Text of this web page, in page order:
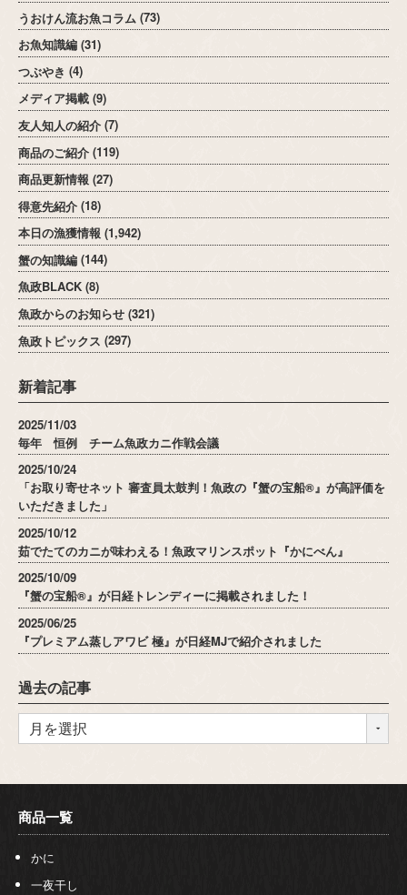
うおけん流お魚コラム (73)
お魚知識編 (31)
つぶやき (4)
メディア掲載 (9)
友人知人の紹介 (7)
商品のご紹介 (119)
商品更新情報 (27)
得意先紹介 (18)
本日の漁獲情報 (1,942)
蟹の知識編 (144)
魚政BLACK (8)
魚政からのお知らせ (321)
魚政トピックス (297)
新着記事
2025/11/03
毎年 恒例 チーム魚政カニ作戦会議
2025/10/24
「お取り寄せネット 審査員太鼓判！魚政の『蟹の宝船®』が高評価を
いただきました」
2025/10/12
茹でたてのカニが味わえる！魚政マリンスポット『かにべん』
2025/10/09
『蟹の宝船®』が日経トレンディーに掲載されました！
2025/06/25
『プレミアム蒸しアワビ 極』が日経MJで紹介されました
過去の記事
商品一覧
かに
一夜干し